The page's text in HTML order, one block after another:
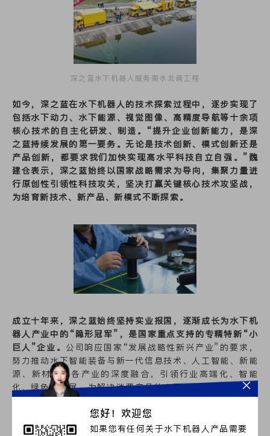
深之蓝水下机器人服务南水北调工程
如今，深之蓝在水下机器人的技术探索过程中，逐步实现了
包括水下动力、水下能源、视觉图像、高精度导航等十余项
核心技术的自主化研发、制造。“提升企业创新能力，是深
之蓝持续发展的第一要务。无论是技术创新、模式创新还是
产品创新，都要求我们加快实现高水平科技自立自强。”魏
建仓表示，深之蓝始终以国家战略需求为导向，集聚力量进
行原创性引领性科技攻关，坚决打赢关键核心技术攻坚战，
为培育新技术、新产品、新模式不断探索。
成立十年来，深之蓝始终坚持实业报国，逐渐成长为水下机
器人产业中的“隐形冠军”，是国家重点支持的专精特新“小
巨人”企业。 公司响应国家“发展战略性新兴产业”的要求，
努力推动水下智能装备与新一代信息技术、人工智能、新能
源、新材料等各产业的深度融合，引领行业高端化、智能
化、绿色化发展。为解决消费产品的水下能源配套问题，深
之蓝依托在水下密封领域的研发能力，整合上游电池厂商的
生产能力，自主开发出便携实用的水下能源产品，为产业链
发展提供了新思路。
您好！欢迎您
如果您有任何关于水下机器人产品需要